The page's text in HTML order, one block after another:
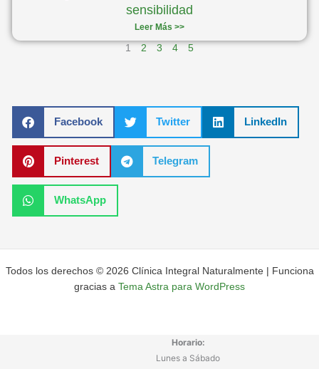
sensibilidad
Leer Más >>
1 2 3 4 5
Facebook Twitter LinkedIn
Pinterest Telegram
WhatsApp
Todos los derechos © 2026 Clínica Integral Naturalmente | Funciona
gracias a Tema Astra para WordPress
Horario:
Lunes a Sábado